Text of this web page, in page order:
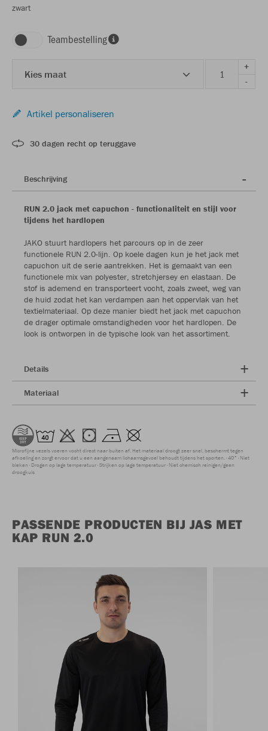
zwart
Teambestelling
Kies maat
+
-
Artikel personaliseren
30 dagen recht op teruggave
Beschrijving
RUN 2.0 jack met capuchon - functionaliteit en stijl voor
tijdens het hardlopen
JAKO stuurt hardlopers het parcours op in de zeer
functionele RUN 2.0-lijn. Op koele dagen kun je het jack met
capuchon uit de serie aantrekken. Het is gemaakt van een
functionele mix van polyester, stretchjersey en elastaan. De
stof is ademend en transporteert vocht, zoals zweet, weg van
de huid zodat het kan verdampen aan het oppervlak van het
textielmateriaal. Op deze manier biedt het jack met capuchon
de drager optimale omstandigheden voor het hardlopen. De
look is ontworpen in de typische look van het assortiment.
Details
Materiaal
Microfijne vezels voeren vocht direct naar buiten af. Het materiaal droogt zeer snel, beschermt tegen
afkoeling en zorgt ervoor dat u een aangenaam lichaamsgevoel behoudt tijdens het sporten. 40° Niet
bleken Drogen op lage temperatuur Strijken op lage temperatuur Niet chemisch reinigen/geen
droogkuis
PASSENDE PRODUCTEN BIJ JAS MET
KAP RUN 2.0